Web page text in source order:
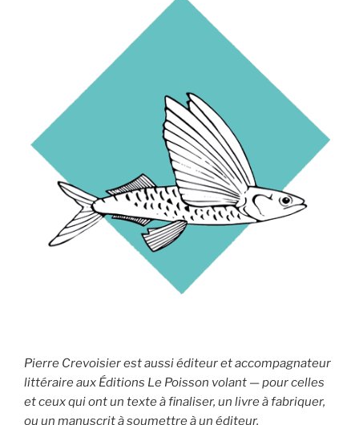
Pierre Crevoisier est aussi éditeur et accompagnateur
littéraire aux Éditions Le Poisson volant — pour celles
et ceux qui ont un texte à finaliser, un livre à fabriquer,
ou un manuscrit à soumettre à un éditeur.